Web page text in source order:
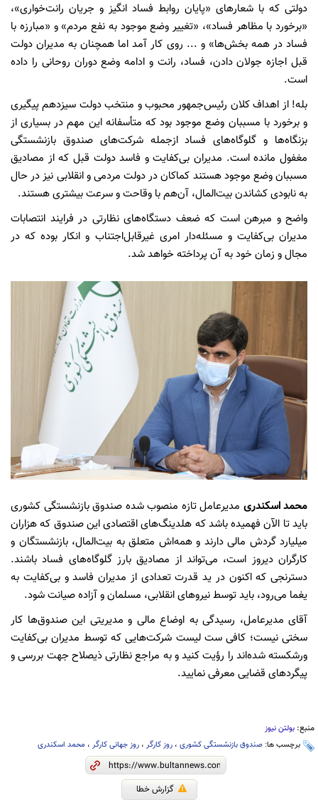
دولتی که با شعارهای «پایان روابط فساد انگیز و جریان رانت‌خواری»،
«برخورد با مظاهر فساد»، «تغییر وضع موجود به نفع مردم» و «مبارزه با
فساد در همه بخش‌ها» و ... روی کار آمد اما همچنان به مدیران دولت
قبل اجازه جولان دادن، فساد، رانت و ادامه وضع دوران روحانی را داده
است.
بله! از اهداف کلان رئیس‌جمهور محبوب و منتخب دولت سیزدهم پیگیری
و برخورد با مسببان وضع موجود بود که متأسفانه این مهم در بسیاری از
بزنگاه‌ها و گلوگاه‌های فساد ازجمله شرکت‌های صندوق بازنشستگی
مغفول مانده است. مدیران بی‌کفایت و فاسد دولت قبل که از مصادیق
مسببان وضع موجود هستند کماکان در دولت مردمی و انقلابی نیز در حال
به نابودی کشاندن بیت‌المال، آن‌هم با وقاحت و سرعت بیشتری هستند.
واضح و مبرهن است که ضعف دستگاه‌های نظارتی در فرایند انتصابات
مدیران بی‌کفایت و مسئله‌دار امری غیرقابل‌اجتناب و انکار بوده که در
مجال و زمان خود به آن پرداخته خواهد شد.
محمد اسکندری مدیرعامل تازه منصوب شده صندوق بازنشستگی کشوری
باید تا الآن فهمیده باشد که هلدینگ‌های اقتصادی این صندوق که هزاران
میلیارد گردش مالی دارند و همه‌اش متعلق به بیت‌المال، بازنشستگان و
کارگران دیروز است، می‌تواند از مصادیق بارز گلوگاه‌های فساد باشند.
دسترنجی که اکنون در ید قدرت تعدادی از مدیران فاسد و بی‌کفایت به
یغما می‌رود، باید توسط نیروهای انقلابی، مسلمان و آزاده صیانت شود.
آقای مدیرعامل، رسیدگی به اوضاع مالی و مدیریتی این صندوق‌ها کار
سختی نیست؛ کافی ست لیست شرکت‌هایی که توسط مدیران بی‌کفایت
ورشکسته شده‌اند را رؤیت کنید و به مراجع نظارتی ذیصلاح جهت بررسی و
پیگردهای قضایی معرفی نمایید.
منبع: بولتن نیوز
برچسب ها: صندوق بازنشستگی کشوری ، روز کارگر ، روز جهانی کارگر ، محمد اسکندری
گزارش خطا